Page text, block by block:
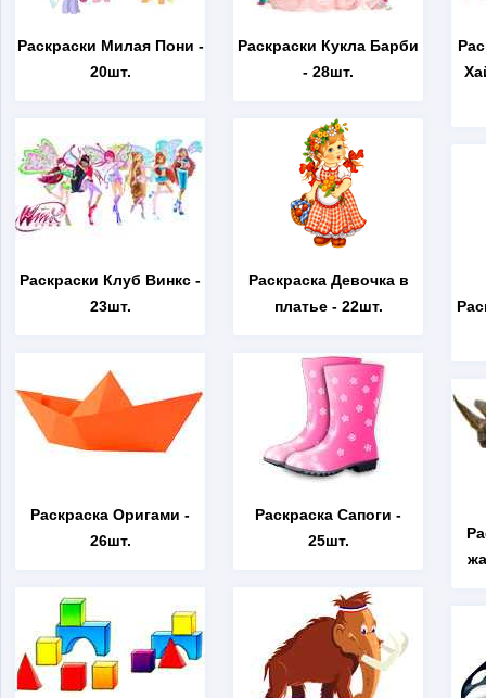
Раскраски Милая Пони -
20шт.
Раскраски Клуб Винкс -
23шт.
Раскраска Оригами -
26шт.
Раскраски Кукла Барби
- 28шт.
Раскраска Девочка в
платье- 22шт.
Раскраска Сапоги -
25шт.